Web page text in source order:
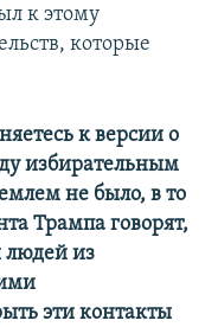
к этому
которые
к версии о
избирательным
не было, в то
Трампа говорят,
людей из
эти контакты